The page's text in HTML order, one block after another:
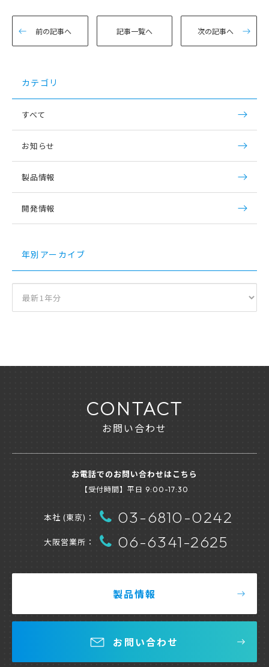
前の記事へ 記事一覧へ 次の記事へ
カテゴリ
すべて
お知らせ
製品情報
開発情報
年別アーカイブ
CONTACT
お問い合わせ
お電話でのお問い合わせはこちら
【受付時間】平日 9:00-17:30
本社 (東京)： 03-6810-0242
大阪営業所： 06-6341-2625
製品情報
お問い合わせ